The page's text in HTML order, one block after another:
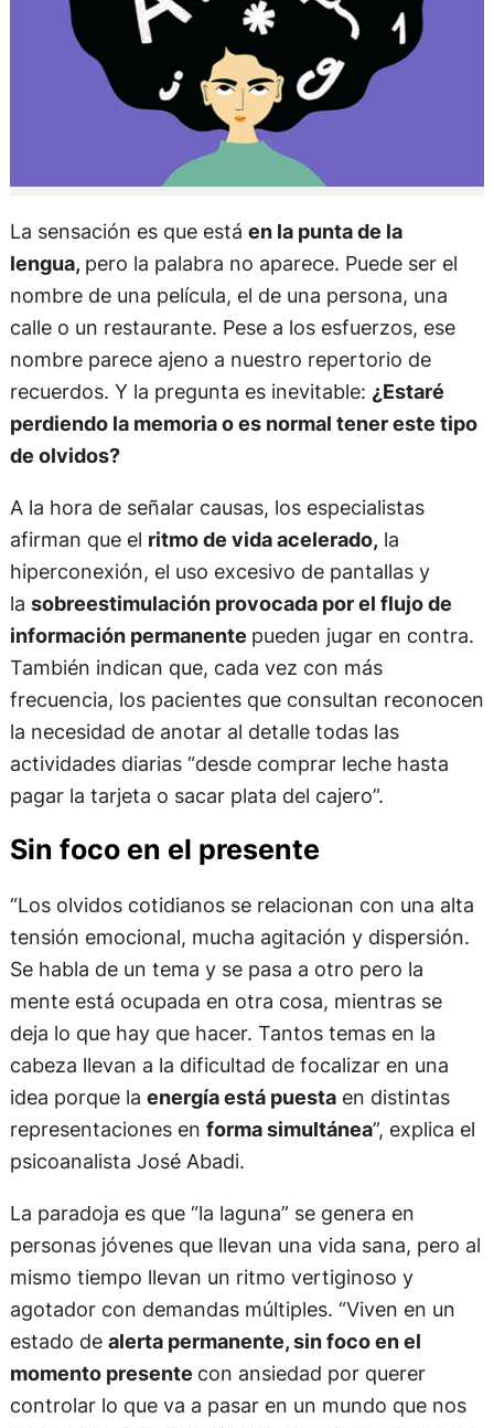
La sensación es que está en la punta de la
lengua, pero la palabra no aparece. Puede ser el
nombre de una película, el de una persona, una
calle o un restaurante. Pese a los esfuerzos, ese
nombre parece ajeno a nuestro repertorio de
recuerdos. Y la pregunta es inevitable: ¿Estaré
perdiendo la memoria o es normal tener este tipo
de olvidos?
A la hora de señalar causas, los especialistas
afirman que el ritmo de vida acelerado, la
hiperconexión, el uso excesivo de pantallas y
la sobreestimulación provocada por el flujo de
información permanente pueden jugar en contra.
También indican que, cada vez con más
frecuencia, los pacientes que consultan reconocen
la necesidad de anotar al detalle todas las
actividades diarias “desde comprar leche hasta
pagar la tarjeta o sacar plata del cajero”.
Sin foco en el presente
“Los olvidos cotidianos se relacionan con una alta
tensión emocional, mucha agitación y dispersión.
Se habla de un tema y se pasa a otro pero la
mente está ocupada en otra cosa, mientras se
deja lo que hay que hacer. Tantos temas en la
cabeza llevan a la dificultad de focalizar en una
idea porque la energía está puestaen distintas
representaciones en forma simultánea”, explica el
psicoanalista José Abadi.
La paradoja es que “la laguna” se genera en
personas jóvenes que llevan una vida sana, pero al
mismo tiempo llevan un ritmo vertiginoso y
agotador con demandas múltiples. “Viven en un
estado de alerta permanente, sin foco en el
momento presente con ansiedad por querer
controlar lo que va a pasar en un mundo que nos